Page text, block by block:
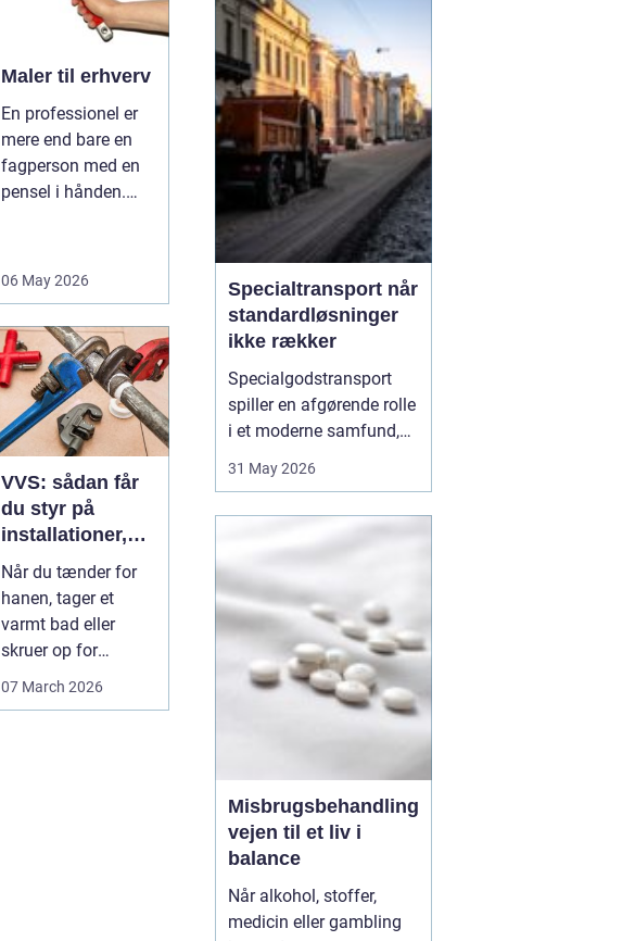
Maler til erhverv
En professionel er
mere end bare en
fagperson med en
pensel i hånden.
06 May 2026
VVS: sådan får
du styr på
installationer,
komfort og
energiforbrug
Når du tænder for
hanen, tager et
varmt bad eller
skruer op for
varmen, tænker du
07 March 2026
klare svar, når du som
bilist står med
spørgsmål om s...
Specialtransport når
standardløsninger
ikke rækker
Specialgodstransport
spiller en afgørende rolle
i et moderne samfund,
mere specialiseret, og
tungere og større. Når
vindmøllekomponenter,
både eller siloer skal
flyttes, er almindelig
lastbil...
31 May 2026
Misbrugsbehandling
vejen til et liv i
balance
Når alkohol, stoffer,
medicin eller gambling